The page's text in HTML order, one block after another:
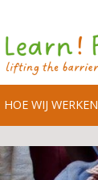
HOE WIJ WERKEN